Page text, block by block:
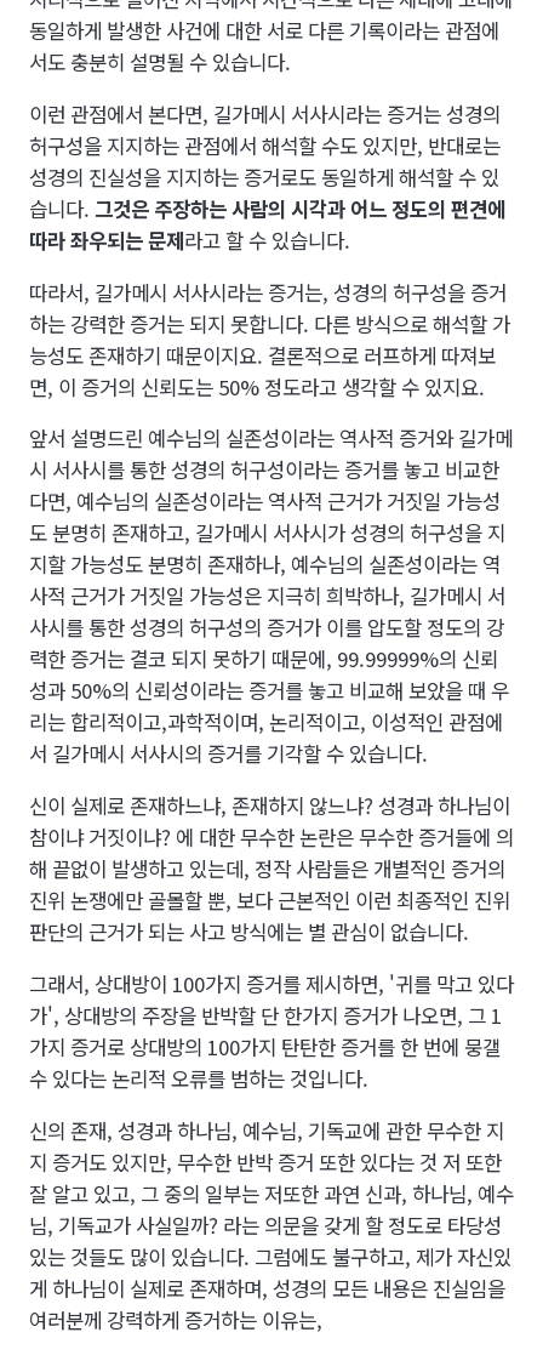
동일하게 발생한 사건에 대한 서로 다른 기록이라는 관점에
서도 충분히 설명될 수 있습니다.
이런 관점에서 본다면, 길가메시 서사시라는 증거는 성경의
허구성을 지지하는 관점에서 해석할 수도 있지만, 반대로는
성경의 진실성을 지지하는 증거로도 동일하게 해석할 수 있
습니다. 그것은 주장하는 사람의 시각과 어느 정도의 편견에
따라 좌우되는 문제라고 할 수 있습니다.
따라서, 길가메시 서사시라는 증거는, 성경의 허구성을 증거
하는 강력한 증거는 되지 못합니다. 다른 방식으로 해석할 가
능성도 존재하기 때문이지요. 결론적으로 러프하게 따져보
면, 이 증거의 신뢰도는 50% 정도라고 생각할 수 있지요.
앞서 설명드린 예수님의 실존성이라는 역사적 증거와 길가메
시 서사시를 통한 성경의 허구성이라는 증거를 놓고 비교한
다면, 예수님의 실존성이라는 역사적 근거가 거짓일 가능성
도 분명히 존재하고, 길가메시 서사시가 성경의 허구성을 지
지할 가능성도 분명히 존재하나, 예수님의 실존성이라는 역
사적 근거가 거짓일 가능성은 지극히 희박하나, 길가메시 서
사시를 통한 성경의 허구성의 증거가 이를 압도할 정도의 강
력한 증거는 결코 되지 못하기 때문에, 99.99999%의 신뢰
성과 50%의 신뢰성이라는 증거를 놓고 비교해 보았을 때 우
리는 합리적이고,과학적이며, 논리적이고, 이성적인 관점에
서 길가메시 서사시의 증거를 기각할 수 있습니다.
신이 실제로 존재하느냐, 존재하지 않느냐? 성경과 하나님이
참이냐 거짓이냐? 에 대한 무수한 논란은 무수한 증거들에 의
해 끝없이 발생하고 있는데, 정작 사람들은 개별적인 증거의
진위 논쟁에만 골몰할 뿐, 보다 근본적인 이런 최종적인 진위
판단의 근거가 되는 사고 방식에는 별 관심이 없습니다.
그래서, 상대방이 100가지 증거를 제시하면, '귀를 막고 있다
가', 상대방의 주장을 반박할 단 한가지 증거가 나오면, 그 1
가지 증거로 상대방의 100가지 탄탄한 증거를 한 번에 뭉갤
수 있다는 논리적 오류를 범하는 것입니다.
신의 존재, 성경과 하나님, 예수님, 기독교에 관한 무수한 지
지 증거도 있지만, 무수한 반박 증거 또한 있다는 것 저 또한
잘 알고 있고, 그 중의 일부는 저또한 과연 신과, 하나님, 예수
님, 기독교가 사실일까? 라는 의문을 갖게 할 정도로 타당성
있는 것들도 많이 있습니다. 그럼에도 불구하고, 제가 자신있
게 하나님이 실제로 존재하며, 성경의 모든 내용은 진실임을
여러분께 강력하게 증거하는 이유는,